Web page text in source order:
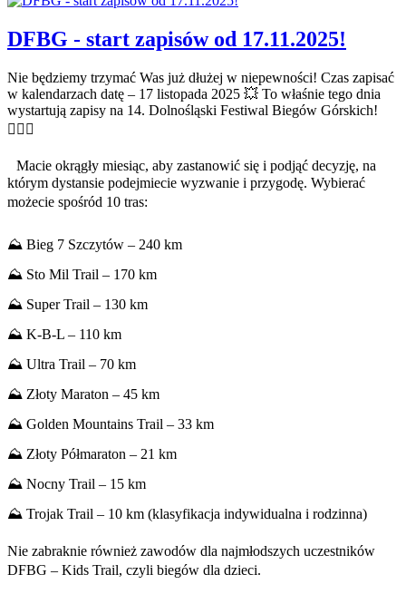
DFBG - start zapisów od 17.11.2025!
Nie będziemy trzymać Was już dłużej w niepewności! Czas zapisać
w kalendarzach datę – 17 listopada 2025 💥 To właśnie tego dnia
wystartują zapisy na 14. Dolnośląski Festiwal Biegów Górskich!
🏃‍♂️ ⛰️
Macie okrągły miesiąc, aby zastanowić się i podjąć decyzję, na
którym dystansie podejmiecie wyzwanie i przygodę. Wybierać
możecie spośród 10 tras:
⛰️ Bieg 7 Szczytów – 240 km
⛰️ Sto Mil Trail – 170 km
⛰️ Super Trail – 130 km
⛰️ K-B-L – 110 km
⛰️ Ultra Trail – 70 km
⛰️ Złoty Maraton – 45 km
⛰️ Golden Mountains Trail – 33 km
⛰️ Złoty Półmaraton – 21 km
⛰️ Nocny Trail – 15 km
⛰️ Trojak Trail – 10 km (klasyfikacja indywidualna i rodzinna)
Nie zabraknie również zawodów dla najmłodszych uczestników
DFBG – Kids Trail, czyli biegów dla dzieci.